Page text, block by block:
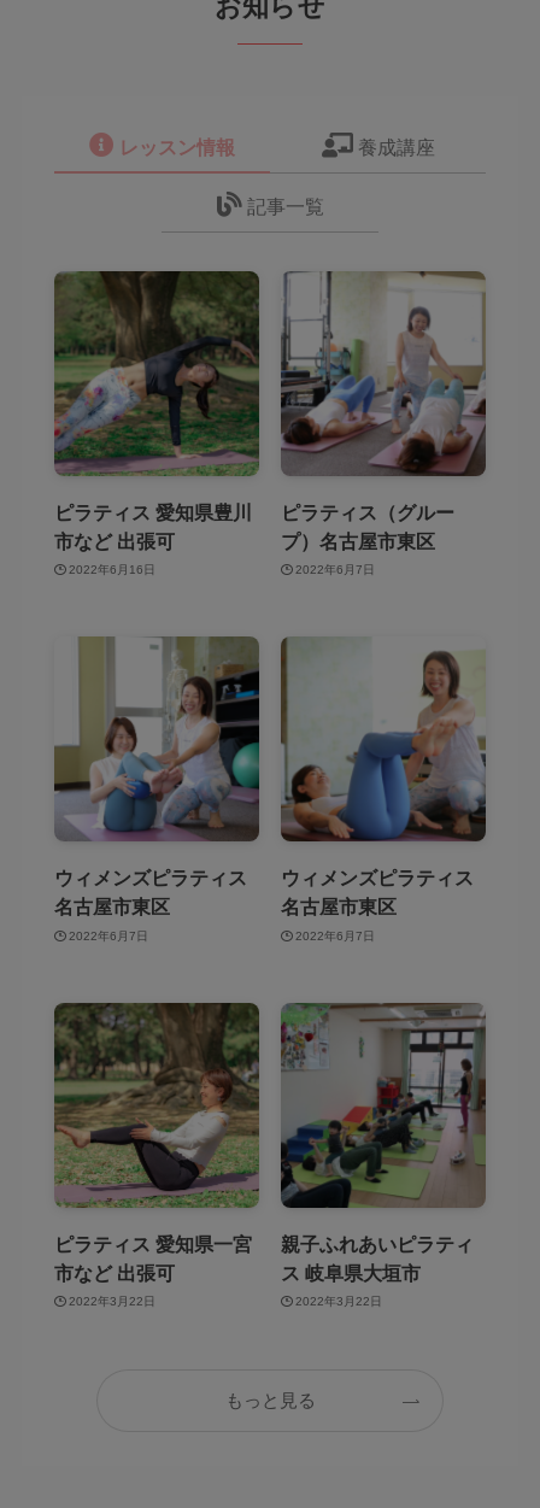
お知らせ
レッスン情報 養成講座
記事一覧
ピラティス 愛知県豊川
市など 出張可
2022年6月16日
ピラティス（グルー
プ）名古屋市東区
2022年6月7日
ウィメンズピラティス
名古屋市東区
2022年6月7日
ウィメンズピラティス
名古屋市東区
2022年6月7日
ピラティス 愛知県一宮
市など 出張可
2022年3月22日
親子ふれあいピラティ
ス 岐阜県大垣市
2022年3月22日
もっと見る